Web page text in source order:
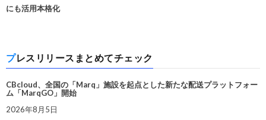
にも活用本格化
プレスリリースまとめてチェック
CBcloud、全国の「Marq」施設を起点とした新たな配送プラットフォー
ム「MarqGO」開始
2026年8月5日